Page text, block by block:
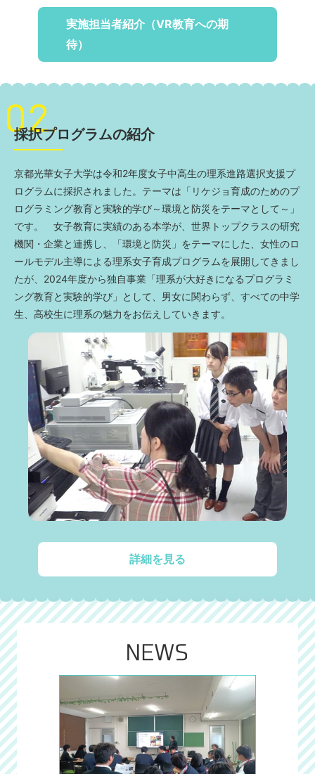
実施担当者紹介（VR教育への期
待）
採択プログラムの紹介
京都光華女子大学は令和2年度女子中高生の理系進路選択支援プ
ログラムに採択されました。テーマは「リケジョ育成のためのプ
ログラミング教育と実験的学び～環境と防災をテーマとして～」
です。 女子教育に実績のある本学が、世界トップクラスの研究
機関・企業と連携し、「環境と防災」をテーマにした、女性のロ
ールモデル主導による理系女子育成プログラムを展開してきまし
たが、2024年度から独自事業「理系が大好きになるプログラミ
ング教育と実験的学び」として、男女に関わらず、すべての中学
生、高校生に理系の魅力をお伝えしていきます。
詳細を見る